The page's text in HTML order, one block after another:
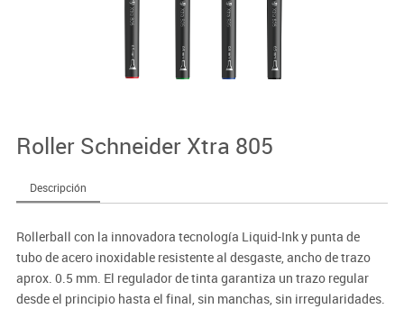
Roller Schneider Xtra 805
Descripción
Rollerball con la innovadora tecnología Liquid-Ink y punta de
tubo de acero inoxidable resistente al desgaste, ancho de trazo
aprox. 0.5 mm. El regulador de tinta garantiza un trazo regular
desde el principio hasta el final, sin manchas, sin irregularidades.